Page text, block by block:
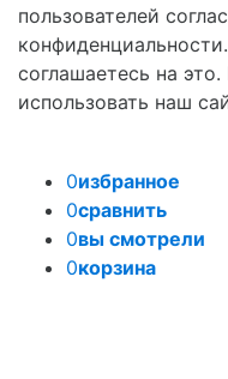
пользователей
соглашаетесь на
использовать наш
0избранное
0сравнить
0вы смотрели
0корзина